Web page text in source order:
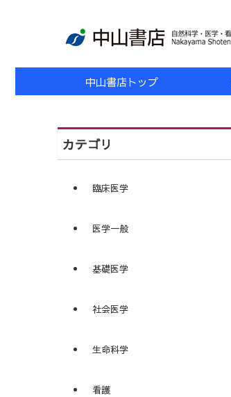
中山書店トップ
カテゴリ
臨床医学
医学一般
基礎医学
社会医学
生命科学
看護